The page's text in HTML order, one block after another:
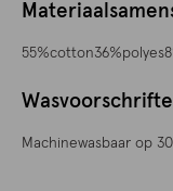
Machinewasbaar op